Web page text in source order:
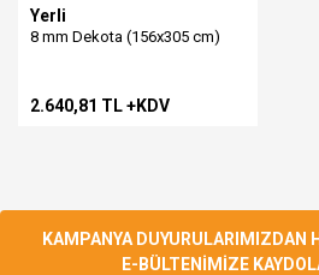
Yerli
8 mm Dekota (156x305 cm)
2.640,81 TL +KDV
KAMPANYA DUYURULARIMIZDAN
E-BÜLTENİMİZE